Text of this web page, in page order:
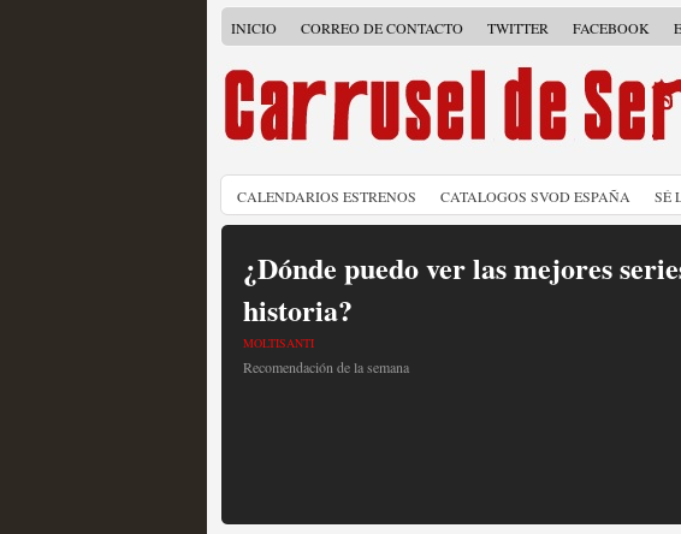
INICIO CORREO DE CONTACTO TWITTER FACEBOOK
CALENDARIOS ESTRENOS CATALOGOS SVOD ESPAÑA SÉ
¿Dónde puedo ver las mejores
historia?
MOLTISANTI
Recomendación de la semana